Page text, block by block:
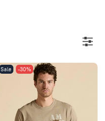
Sale -30%